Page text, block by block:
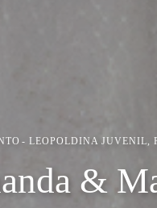
LEOPOLDINA JUVENIL,
&